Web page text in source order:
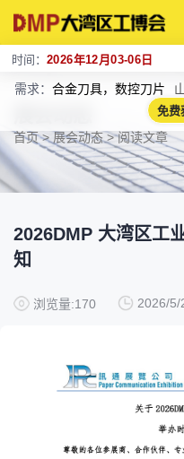
时间： 2026年12月03-06日
需求： 合金刀具，数控刀片
免费
首页> 展会动态> 阅读文章
2026DMP 大湾区工
知
浏览量:170 2026/